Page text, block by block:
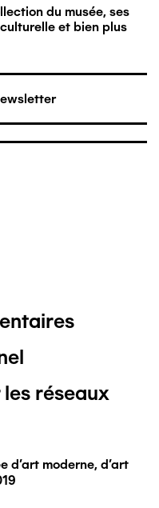
du musée, ses
et bien plus
les réseaux
d'art moderne, d'art